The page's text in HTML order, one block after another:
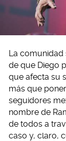
La comunidad
de que Diego
que afecta su
más que
seguidores
nombre de
de todos a
caso y, claro,